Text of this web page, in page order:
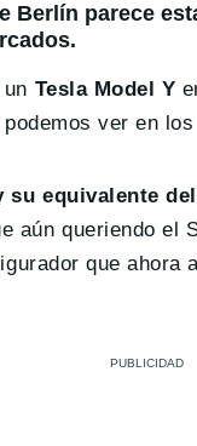
Berlín parece
Tesla Model Y
ver en
su equivalente
aún queriendo
que